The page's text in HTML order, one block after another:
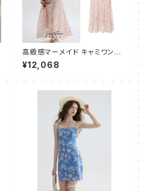
高級感マーメイド キャミワンピ
ース ロング
¥12,068